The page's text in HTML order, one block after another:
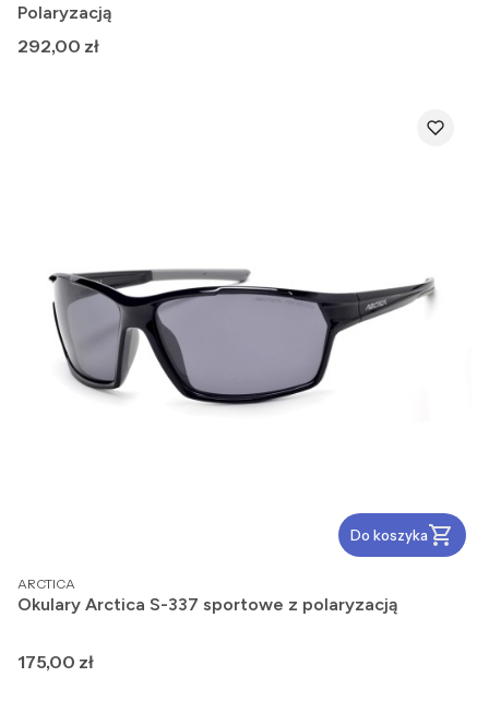
Polaryzacją
Cena
292,00 zł
Do koszyka
PRODUCENT
ARCTICA
Okulary Arctica S-337 sportowe z polaryzacją
Cena
175,00 zł